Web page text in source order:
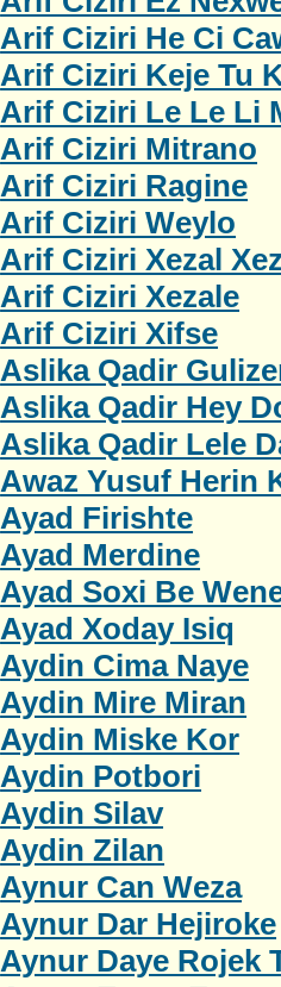
Arif Ciziri He Ci
Arif Ciziri Keje Tu
Arif Ciziri Le Le Li
Arif Ciziri Mitrano
Arif Ciziri Ragine
Arif Ciziri Weylo
Arif Ciziri Xezal
Arif Ciziri Xezale
Arif Ciziri Xifse
Aslika Qadir
Aslika Qadir Hey
Aslika Qadir Lele
Awaz Yusuf Herin
Ayad Firishte
Ayad Merdine
Ayad Soxi Be
Ayad Xoday Isiq
Aydin Cima Naye
Aydin Mire Miran
Aydin Miske Kor
Aydin Potbori
Aydin Silav
Aydin Zilan
Aynur Can Weza
Aynur Dar Hejiroke
Aynur Daye Rojek